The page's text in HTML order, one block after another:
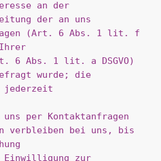
an der
der an uns
(Art. 6 Abs. 1 lit. f
Ihrer
6 Abs. 1 lit. a DSGVO)
wurde; die
jederzeit
per Kontaktanfragen
verbleiben bei uns, bis
zur